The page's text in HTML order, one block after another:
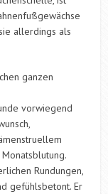
allerdings als
ganzen
vorwiegend
Rundungen,
gefühlsbetont. Er